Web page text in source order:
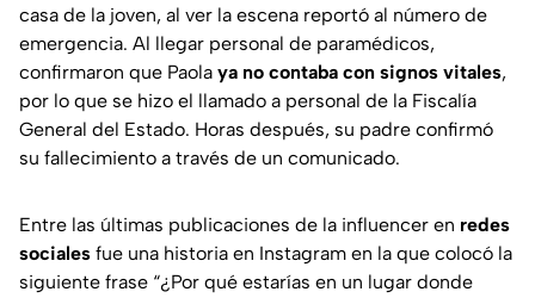
casa de la joven, al ver la escena reportó al número de
emergencia. Al llegar personal de paramédicos,
confirmaron que Paola ya no contaba con signos vitales,
por lo que se hizo el llamado a personal de la Fiscalía
General del Estado. Horas después, su padre confirmó
su fallecimiento a través de un comunicado.
Entre las últimas publicaciones de la influencer en redes
sociales fue una historia en Instagram en la que colocó la
siguiente frase “¿Por qué estarías en un lugar donde